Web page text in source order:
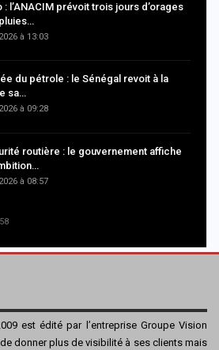
: l’ANACIM prévoit trois jours d’orages
à 13:03
du pétrole : le Sénégal revoit à la
sa…
à 09:28
routière : le gouvernement affiche
à 08:57
est édité par l’entreprise Groupe Vision
donner plus de visibilité à ses clients mais